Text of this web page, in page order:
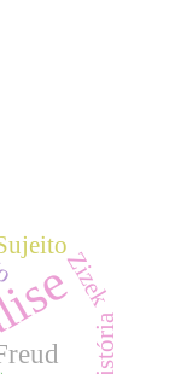
História
Zizek